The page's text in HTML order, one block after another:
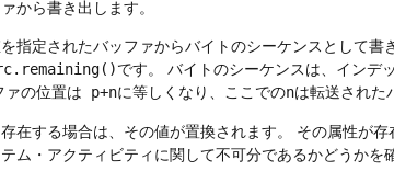
から書き出します。
指定されたバッファからバイトのシーケンスとして書
です。 バイトのシーケンスは、インデ
ァの位置は p+nに等しくなり、ここでのnは転送された
在する場合は、その値が置換されます。 その属性が存
ム・アクティビティに関して不可分であるかどうかを